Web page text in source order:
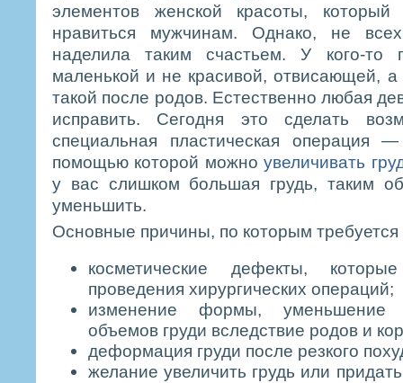
элементов женской красоты,
нравиться мужчинам. Однако, не
наделила таким счастьем. У кого-то
маленькой и не красивой, отвисающей, а
такой после родов. Естественно любая
исправить. Сегодня это сделать
специальная пластическая операция
помощью которой можноувеличивать
у вас слишком большая грудь, таким
уменьшить.
Основные причины, по которым требуется
косметические дефекты,
проведения хирургических операций;
изменение формы, уменьшение
объемов груди вследствие родов и
деформация груди после резкого
желание увеличить грудь или